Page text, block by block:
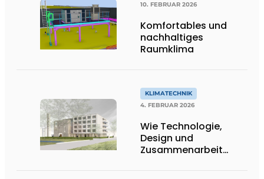
10. FEBRUAR 2026
Komfortables und
nachhaltiges
Raumklima
KLIMATECHNIK
4. FEBRUAR 2026
Wie Technologie,
Design und
Zusammenarbeit